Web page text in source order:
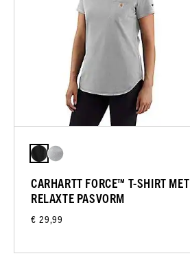
CARHARTT FORCE™ T-SHIRT MET
RELAXTE PASVORM
€ 29,99